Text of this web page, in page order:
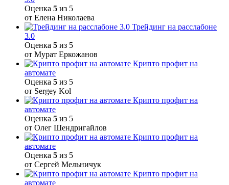
Оценка 5 из 5
от Елена Николаева
Трейдинг на расслабоне
3.0
Оценка 5 из 5
от Мурат Еркожанов
Крипто профит на
автомате
Оценка 5 из 5
от Sergey Kol
Крипто профит на
автомате
Оценка 5 из 5
от Олег Шендригайлов
Крипто профит на
автомате
Оценка 5 из 5
от Сергей Мельничук
Крипто профит на
автомате